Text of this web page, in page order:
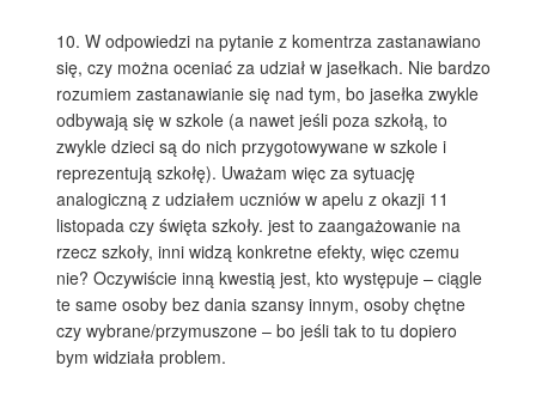
10. W odpowiedzi na pytanie z komentrza zastanawiano
się, czy można oceniać za udział w jasełkach. Nie bardzo
rozumiem zastanawianie się nad tym, bo jasełka zwykle
odbywają się w szkole (a nawet jeśli poza szkołą, to
zwykle dzieci są do nich przygotowywane w szkole i
reprezentują szkołę). Uważam więc za sytuację
analogiczną z udziałem uczniów w apelu z okazji 11
listopada czy święta szkoły. jest to zaangażowanie na
rzecz szkoły, inni widzą konkretne efekty, więc czemu
nie? Oczywiście inną kwestią jest, kto występuje – ciągle
te same osoby bez dania szansy innym, osoby chętne
czy wybrane/przymuszone – bo jeśli tak to tu dopiero
bym widziała problem.